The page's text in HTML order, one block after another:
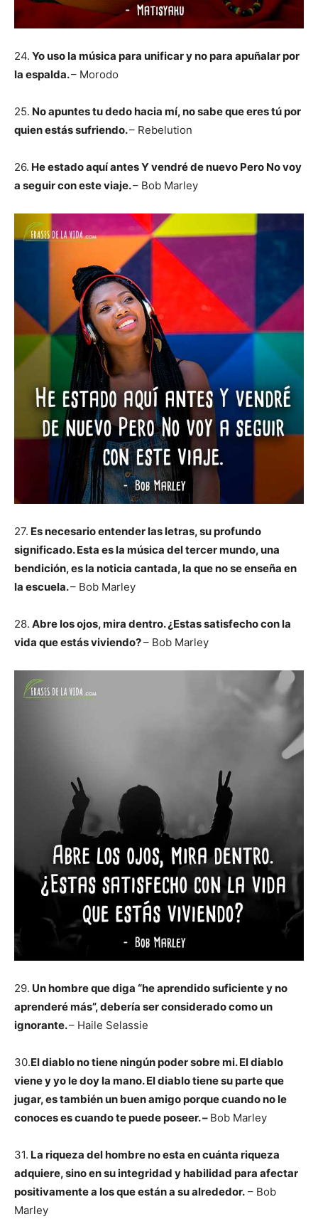
24. Yo uso la música para unificar y no para apuñalar por
la espalda.– Morodo
25. No apuntes tu dedo hacia mí, no sabe que eres tú por
quien estás sufriendo.– Rebelution
26. He estado aquí antes Y vendré de nuevo Pero No voy
a seguir con este viaje.– Bob Marley
27. Es necesario entender las letras, su profundo
significado. Esta es la música del tercer mundo, una
bendición, es la noticia cantada, la que no se enseña en
la escuela.– Bob Marley
28. Abre los ojos, mira dentro. ¿Estas satisfecho con la
vida que estás viviendo?– Bob Marley
29. Un hombre que diga “he aprendido suficiente y no
aprenderé más”, debería ser considerado como un
ignorante.– Haile Selassie
30.El diablo no tiene ningún poder sobre mi. El diablo
viene y yo le doy la mano. El diablo tiene su parte que
jugar, es también un buen amigo porque cuando no le
conoces es cuando te puede poseer. – Bob Marley
31. La riqueza del hombre no esta en cuánta riqueza
adquiere, sino en su integridad y habilidad para afectar
positivamente a los que están a su alrededor. – Bob
Marley